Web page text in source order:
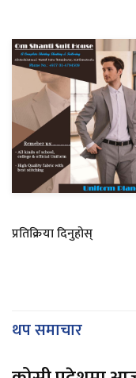
प्रतिक्रिया दिनुहोस्
थप समाचार